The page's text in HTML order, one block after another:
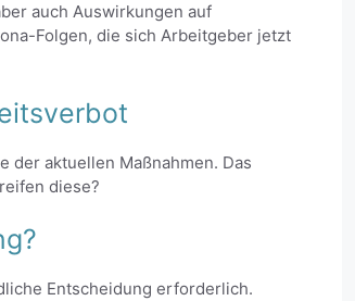
auch Auswirkungen auf
Folgen, die sich Arbeitgeber jetzt
der aktuellen Maßnahmen. Das
diese?
Entscheidung erforderlich.